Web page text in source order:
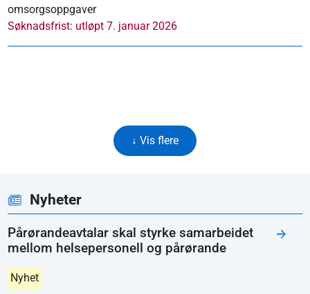
omsorgsoppgaver
Søknadsfrist: utløpt 7. januar 2026
↓ Vis flere
Nyheter
Pårørandeavtalar skal styrke samarbeidet
mellom helsepersonell og pårørande
Nyhet